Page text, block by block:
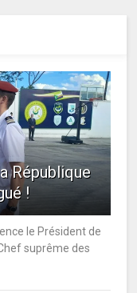
République
!
le Président de
suprême des